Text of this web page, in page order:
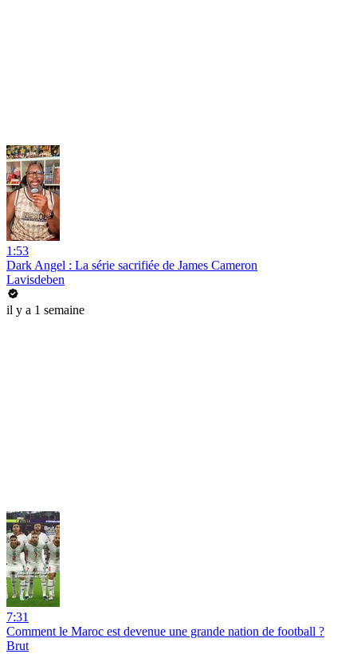
1:53
Dark Angel : La série sacrifiée de James Cameron
Lavisdeben
il y a 1 semaine
7:31
Comment le Maroc est devenue une grande nation de football ?
Brut